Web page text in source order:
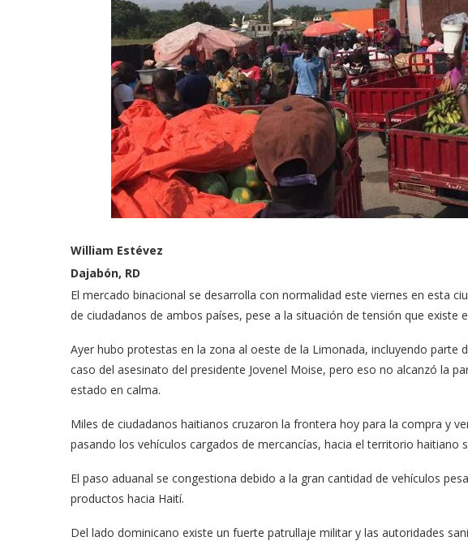
William Estévez
Dajabón, RD
El mercado binacional se desarrolla con normalidad este viernes en esta
de ciudadanos de ambos países, pese a la situación de tensión que existe
Ayer hubo protestas en la zona al oeste de la Limonada, incluyendo parte
caso del asesinato del presidente Jovenel Moise, pero eso no alcanzó la
estado en calma.
Miles de ciudadanos haitianos cruzaron la frontera hoy para la compra y
pasando los vehículos cargados de mercancías, hacia el territorio haitiano
El paso aduanal se congestiona debido a la gran cantidad de vehículos
productos hacia Haití.
Del lado dominicano existe un fuerte patrullaje militar y las autoridades